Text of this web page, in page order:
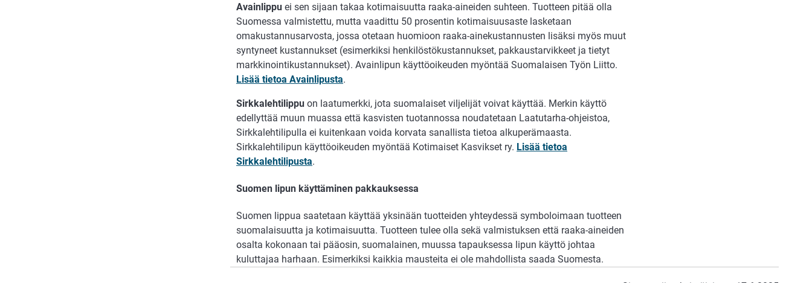
Avainlippu ei sen sijaan takaa kotimaisuutta raaka-aineiden suhteen. Tuotteen pitää olla
Suomessa valmistettu, mutta vaadittu 50 prosentin kotimaisuusaste lasketaan
omakustannusarvosta, jossa otetaan huomioon raaka-ainekustannusten lisäksi myös muut
syntyneet kustannukset (esimerkiksi henkilöstökustannukset, pakkaustarvikkeet ja tietyt
markkinointikustannukset). Avainlipun käyttöoikeuden myöntää Suomalaisen Työn Liitto.
Lisää tietoa Avainlipusta.
Sirkkalehtilippu on laatumerkki, jota suomalaiset viljelijät voivat käyttää. Merkin käyttö
edellyttää muun muassa että kasvisten tuotannossa noudatetaan Laatutarha-ohjeistoa,
Sirkkalehtilipulla ei kuitenkaan voida korvata sanallista tietoa alkuperämaasta.
Sirkkalehtilipun käyttöoikeuden myöntää Kotimaiset Kasvikset ry. Lisää tietoa
Sirkkalehtilipusta.
Suomen lipun käyttäminen pakkauksessa
Suomen lippua saatetaan käyttää yksinään tuotteiden yhteydessä symboloimaan tuotteen
suomalaisuutta ja kotimaisuutta. Tuotteen tulee olla sekä valmistuksen että raaka-aineiden
osalta kokonaan tai pääosin, suomalainen, muussa tapauksessa lipun käyttö johtaa
kuluttajaa harhaan. Esimerkiksi kaikkia mausteita ei ole mahdollista saada Suomesta.